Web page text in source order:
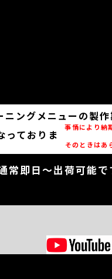
ニングメニューの製
っておりま
事情により納
そのときはあ
常即日～出荷可能で